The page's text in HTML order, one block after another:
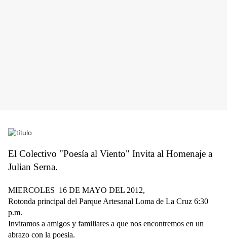
El Colectivo "Poesía al Viento" Invita al Homenaje a
Julian Serna.
MIERCOLES 16 DE MAYO DEL 2012,
Rotonda principal del Parque Artesanal Loma de La Cruz 6:30
p.m.
Invitamos a amigos y familiares a que nos encontremos en un
abrazo con la poesia.